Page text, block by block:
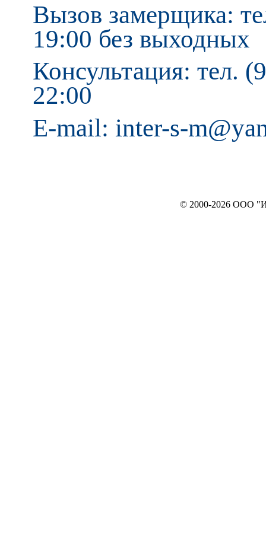
Вызов замерщика:
19:00 без выходных
Консультация: тел.
22:00
E-mail: inter-s-
© 2000-2026 ООО "ИНТЕРЬЕР`c"